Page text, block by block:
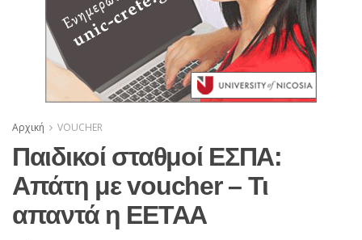
Αρχική VOUCHER
Παιδικοί σταθμοί ΕΣΠΑ:
Απάτη με voucher – Τι
απαντά η ΕΕΤΑΑ